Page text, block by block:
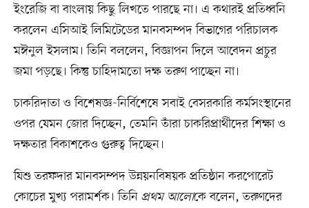
ইংরেজি বা বাংলায় কিছু লিখতে পারছে না। এ কথারই প্রতিধ্বনি
করলেন এসিআই লিমিটেডের মানবসম্পদ বিভাগের পরিচালক
মঈনুল ইসলাম। তিনি বললেন, বিজ্ঞাপন দিলে আবেদন প্রচুর
জমা পড়ছে। কিন্তু চাহিদামতো দক্ষ তরুণ পাচ্ছেন না।
চাকরিদাতা ও বিশেষজ্ঞ-নির্বিশেষে সবাই বেসরকারি কর্মসংস্থানের
ওপর যেমন জোর দিচ্ছেন, তেমনি তাঁরা চাকরিপ্রার্থীদের শিক্ষা ও
দক্ষতার বিকাশকেও গুরুত্ব দিচ্ছেন।
যিশু তরফদার মানবসম্পদ উন্নয়নবিষয়ক প্রতিষ্ঠান করপোরেট
কোচের মুখ্য পরামর্শক। তিনি প্রথম আলোকে বলেন, তরুণদের